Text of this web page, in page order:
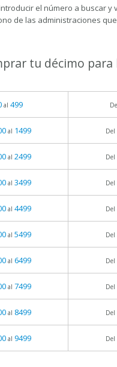
el número a buscar y
de las administraciones
tu décimo
al 499
al 1499 Del
al 2499 Del
al 3499 Del
al 4499 Del
al 5499 Del
al 6499 Del
al 7499 Del
al 8499 Del
al 9499 Del